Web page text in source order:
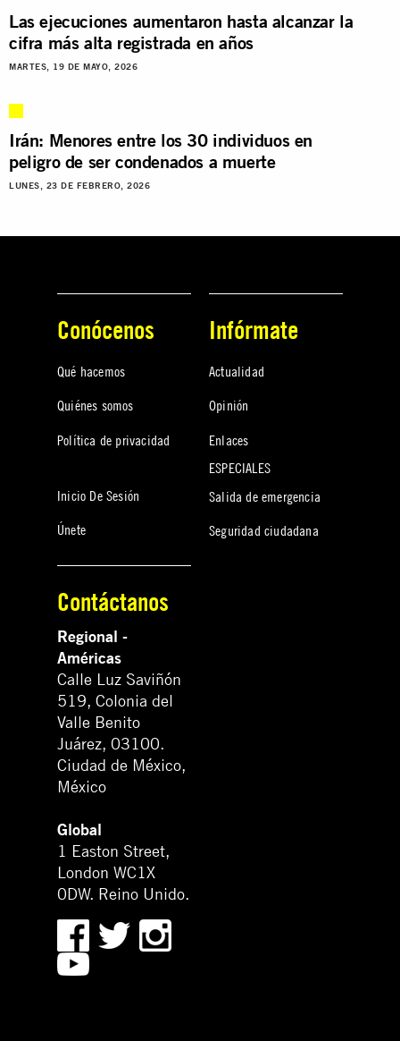
Las ejecuciones aumentaron hasta alcanzar la
cifra más alta registrada en años
MARTES, 19 DE MAYO, 2026
Irán: Menores entre los 30 individuos en
peligro de ser condenados a muerte
LUNES, 23 DE FEBRERO, 2026
Conócenos
Qué hacemos
Quiénes somos
Política de privacidad
Inicio De Sesión
Únete
Infórmate
Actualidad
Opinión
Enlaces
ESPECIALES
Salida de emergencia
Seguridad ciudadana
Contáctanos
Regional -
Américas
Calle Luz Saviñón
519, Colonia del
Valle Benito
Juárez, 03100.
Ciudad de México,
México
Global
1 Easton Street,
London WC1X
0DW. Reino Unido.